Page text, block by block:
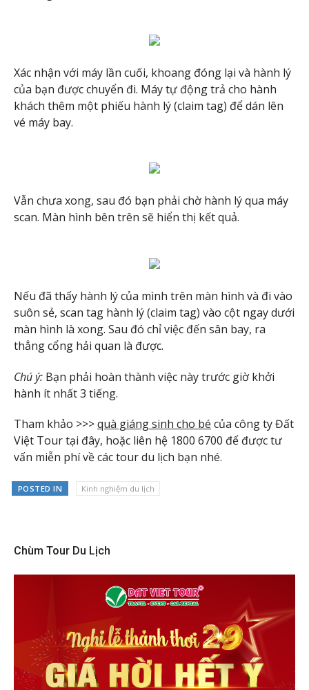
Xác nhận với máy lần cuối, khoang đóng lại và hành lý
của bạn được chuyển đi. Máy tự động trả cho hành
khách thêm một phiếu hành lý (claim tag) để dán lên
vé máy bay.
Vẫn chưa xong, sau đó bạn phải chờ hành lý qua máy
scan. Màn hình bên trên sẽ hiển thị kết quả.
Nếu đã thấy hành lý của mình trên màn hình và đi vào
suôn sẻ, scan tag hành lý (claim tag) vào cột ngay dưới
màn hình là xong. Sau đó chỉ việc đến sân bay, ra
thẳng cổng hải quan là được.
Chú ý: Bạn phải hoàn thành việc này trước giờ khởi
hành ít nhất 3 tiếng.
Tham khảo >>>quà giáng sinh cho bé của công ty Đất
Việt Tour tại đây, hoặc liên hệ 1800 6700 để được tư
vấn miễn phí về các tour du lịch bạn nhé.
POSTED IN Kinh nghiệm du lịch
Chùm Tour Du Lịch